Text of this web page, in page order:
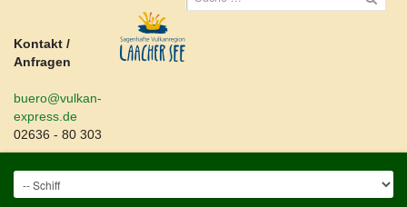
Kontakt /
Anfragen
buero@vulkan-
express.de
02636 - 80 303